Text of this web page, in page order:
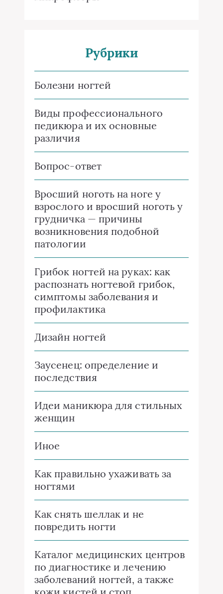
Рубрики
Болезни ногтей
Виды профессионального
педикюра и их основные
различия
Вопрос-ответ
Вросший ноготь на ноге у
взрослого и вросший ноготь у
грудничка — причины
возникновения подобной
патологии
Грибок ногтей на руках: как
распознать ногтевой грибок,
симптомы заболевания и
профилактика
Дизайн ногтей
Заусенец: определение и
последствия
Идеи маникюра для стильных
женщин
Иное
Как правильно ухаживать за
ногтями
Как снять шеллак и не
повредить ногти
Каталог медицинских центров
по диагностике и лечению
заболеваний ногтей, а также